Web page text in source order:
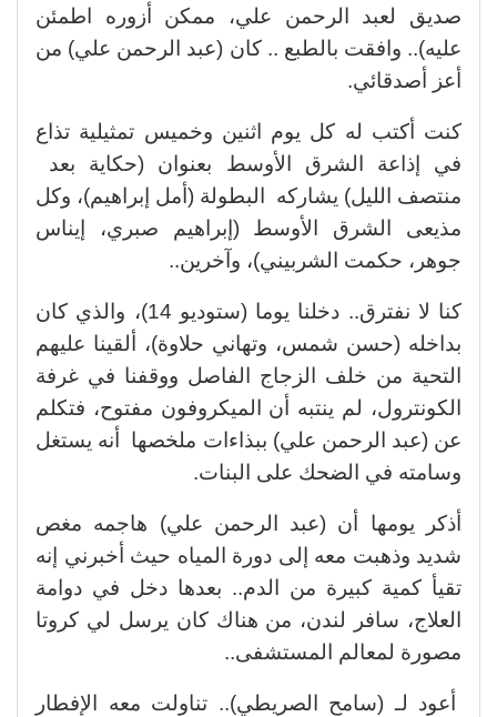
صديق لعبد الرحمن علي، ممكن أزوره اطمئن
عليه).. وافقت بالطبع .. كان (عبد الرحمن علي) من
أعز أصدقائي.
كنت أكتب له كل يوم اثنين وخميس تمثيلية تذاع
في إذاعة الشرق الأوسط بعنوان (حكاية بعد
منتصف الليل) يشاركه البطولة (أمل إبراهيم)، وكل
مذيعى الشرق الأوسط (إبراهيم صبري، إيناس
جوهر، حكمت الشربيني)، وآخرين..
كنا لا نفترق.. دخلنا يوما (ستوديو 14)، والذي كان
بداخله (حسن شمس، وتهاني حلاوة)، ألقينا عليهم
التحية من خلف الزجاج الفاصل ووقفنا في غرفة
الكونترول، لم ينتبه أن الميكروفون مفتوح، فتكلم
عن (عبد الرحمن علي) ببذاءات ملخصها أنه يستغل
وسامته في الضحك على البنات.
أذكر يومها أن (عبد الرحمن علي) هاجمه مغص
شديد وذهبت معه إلى دورة المياه حيث أخبرني إنه
تقيأ كمية كبيرة من الدم.. بعدها دخل في دوامة
العلاج، سافر لندن، من هناك كان يرسل لي كروتا
مصورة لمعالم المستشفى..
أعود لـ (سامح الصريطي).. تناولت معه الإفطار